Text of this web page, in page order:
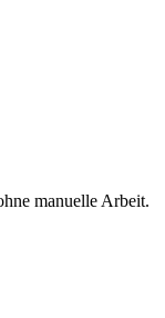
manuelle Arbeit.